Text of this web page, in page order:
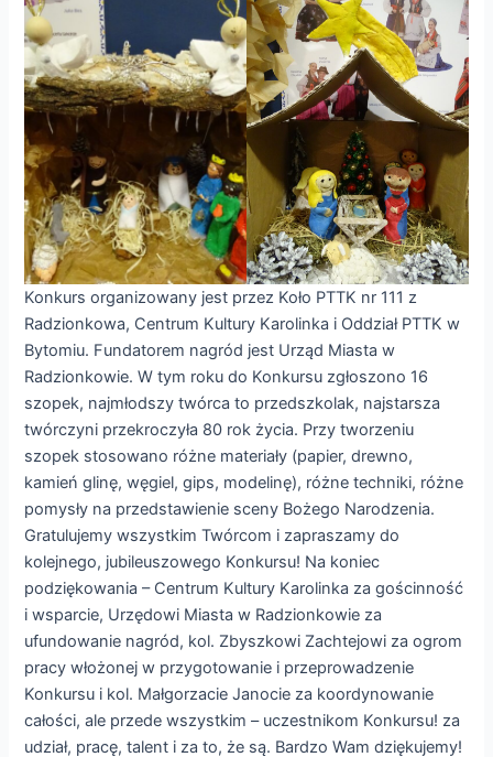
Konkurs organizowany jest przez Koło PTTK nr 111 z
Radzionkowa, Centrum Kultury Karolinka i Oddział PTTK w
Bytomiu. Fundatorem nagród jest Urząd Miasta w
Radzionkowie. W tym roku do Konkursu zgłoszono 16
szopek, najmłodszy twórca to przedszkolak, najstarsza
twórczyni przekroczyła 80 rok życia. Przy tworzeniu
szopek stosowano różne materiały (papier, drewno,
kamień glinę, węgiel, gips, modelinę), różne techniki, różne
pomysły na przedstawienie sceny Bożego Narodzenia.
Gratulujemy wszystkim Twórcom i zapraszamy do
kolejnego, jubileuszowego Konkursu! Na koniec
podziękowania – Centrum Kultury Karolinka za gościnność
i wsparcie, Urzędowi Miasta w Radzionkowie za
ufundowanie nagród, kol. Zbyszkowi Zachtejowi za ogrom
pracy włożonej w przygotowanie i przeprowadzenie
Konkursu i kol. Małgorzacie Janocie za koordynowanie
całości, ale przede wszystkim – uczestnikom Konkursu! za
udział, pracę, talent i za to, że są. Bardzo Wam dziękujemy!